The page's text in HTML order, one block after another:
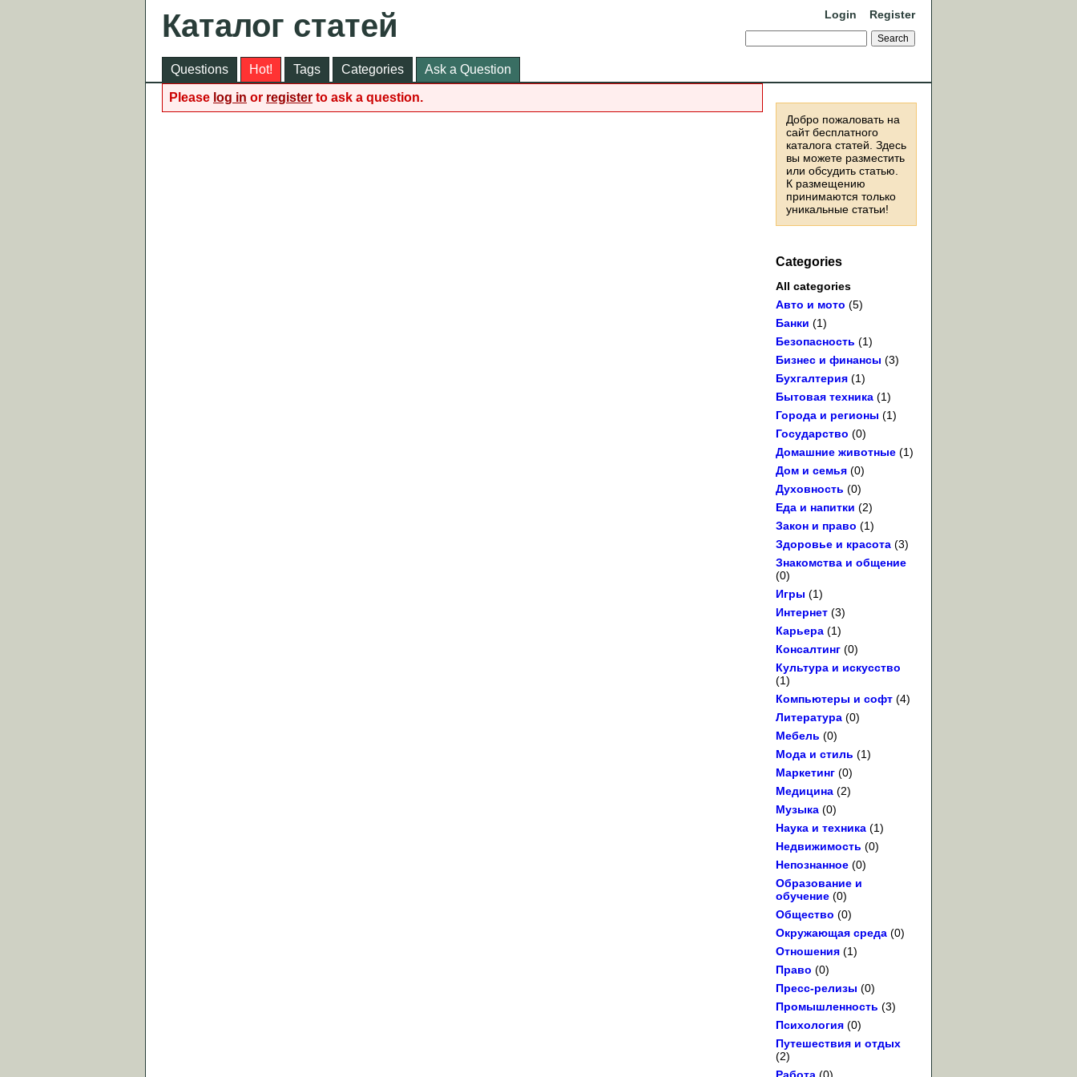
Каталог статей Login Register
Questions Hot! Tags Categories Ask a Question
Добро пожаловать на
сайт бесплатного
каталога статей. Здесь
вы можете разместить
или обсудить статью.
К размещению
принимаются только
уникальные статьи!
Categories
All categories
Авто и мото (5)
Банки (1)
Безопасность (1)
Бизнес и финансы (3)
Бухгалтерия (1)
Бытовая техника (1)
Города и регионы (1)
Государство (0)
Домашние животные (1)
Дом и семья (0)
Духовность (0)
Еда и напитки (2)
Закон и право (1)
Здоровье и красота (3)
Знакомства и общение
(0)
Игры (1)
Интернет (3)
Карьера (1)
Консалтинг (0)
Культура и искусство
(1)
Компьютеры и софт (4)
Литература (0)
Мебель (0)
Мода и стиль (1)
Маркетинг (0)
Медицина (2)
Музыка (0)
Наука и техника (1)
Недвижимость (0)
Непознанное (0)
Образование и
обучение (0)
Общество (0)
Окружающая среда (0)
Отношения (1)
Право (0)
Пресс-релизы (0)
Промышленность (3)
Психология (0)
Путешествия и отдых
(2)
Please log in or register to ask a question.